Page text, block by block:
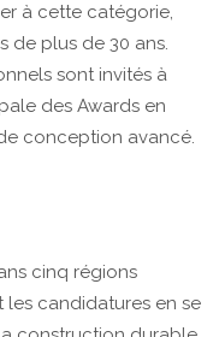
à cette catégorie,
de plus de 30 ans.
sont invités à
des Awards en
conception avancé.
cinq régions
candidatures en se